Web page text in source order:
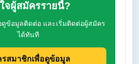
จผู้สมัครรายนี้?
ข้อมูลติดต่อ และเริ่มติดต่อผู้สมัคร
ได้ทันที
สมาชิกเพื่อดูข้อมูล